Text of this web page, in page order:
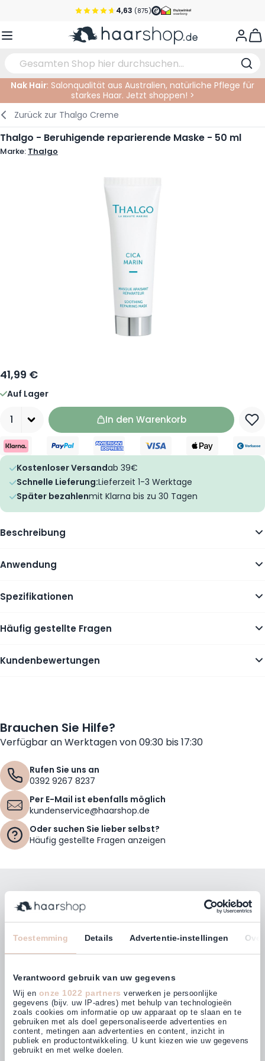
Toestemming Details Advertentie-instellingen Over
Verantwoord gebruik van uw gegevens
Wij en onze 1022 partners verwerken je persoonlijke
gegevens (bijv. uw IP-adres) met behulp van technologieën
zoals cookies om informatie op uw apparaat op te slaan en te
gebruiken met als doel gepersonaliseerde advertenties en
content, metingen aan advertenties en content, inzicht in
publiek en productontwikkeling. U kunt kiezen wie uw gegevens
gebruikt en met welke doelen.
Zum Inhalt springen 4,63 (875)
Vor 22 Uhr bestellt, noch heute versendet!*
Haarpflege
Styling
Haarfarbe
Gesichtspflege
Körperpflege
Bräunungsprodukte
Augenbrauen
Augen
Lippen
Nagelprodukte
Nagel Zubehör
Haarprodukte
Rasierprodukte
Bartpflege
Elektrisch
Rasieren
Schneidzubehör
Im Salon
Schneiden
Haarfarbe
Nak Hair: Salonqualität aus Australien, natürliche Pflege für
starkes Haar. Jetzt shoppen! >
Zurück zur Thalgo Creme
Thalgo - Beruhigende reparierende Maske - 50 ml
Marke: Thalgo
41,99 €
Auf Lager
In den Warenkorb
Kostenloser Versandab 39€
Schnelle Lieferung:Lieferzeit 1-3 Werktage
Später bezahlenmit Klarna bis zu 30 Tagen
Beschreibung
Anwendung
Spezifikationen
Häufig gestellte Fragen
Kundenbewertungen
Brauchen Sie Hilfe?
Verfügbar an Werktagen von 09:30 bis 17:30
Rufen Sie uns an
0392 9267 8237
Per E-Mail ist ebenfalls möglich
kundenservice@haarshop.de
Oder suchen Sie lieber selbst?
Häufig gestellte Fragen anzeigen
Bleiben Sie mit unserem Newsletter auf dem
Laufenden!
E-Mailadresse
Abonnieren
Kunden bewerten uns mit
4,63 (875)